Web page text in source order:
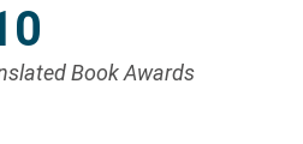
Book Awards